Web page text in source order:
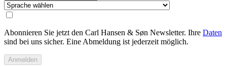
Abonnieren Sie jetzt den Carl Hansen & Søn Newsletter. Ihre Daten
sind bei uns sicher. Eine Abmeldung ist jederzeit möglich.
Anmelden